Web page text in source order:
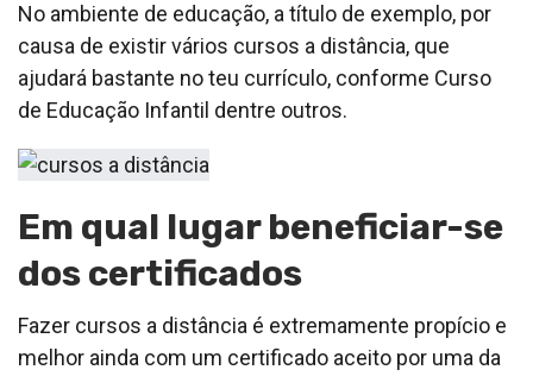
No ambiente de educação, a título de exemplo, por
causa de existir vários cursos a distância, que
ajudará bastante no teu currículo, conforme Curso
de Educação Infantil dentre outros.
Em qual lugar beneficiar-se
dos certificados
Fazer cursos a distância é extremamente propício e
melhor ainda com um certificado aceito por uma da